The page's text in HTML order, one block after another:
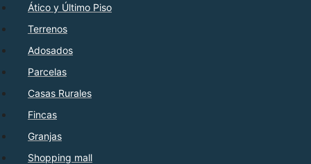
Ático y Último Piso
Terrenos
Adosados
Parcelas
Casas Rurales
Fincas
Granjas
Shopping mall